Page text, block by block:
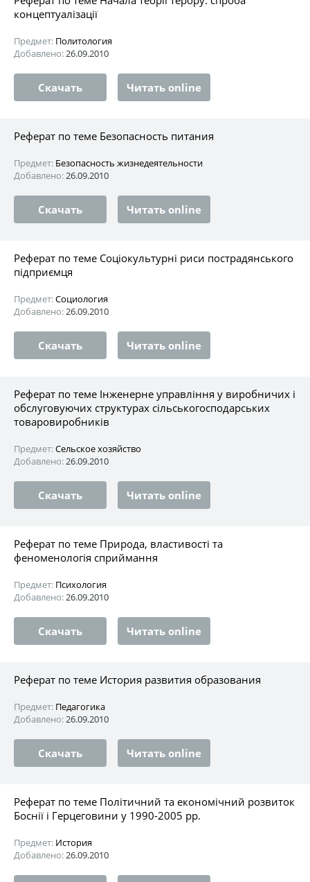
концептуалізації
Предмет: Политология
Добавлено:26.09.2010
Скачать Читать online
Реферат по теме Безопасность питания
Предмет: Безопасность жизнедеятельности
Добавлено:26.09.2010
Скачать Читать online
Реферат по теме Соціокультурні риси пострадянського
підприємця
Предмет:Социология
Добавлено:26.09.2010
Скачать Читать online
Реферат по теме Інженерне управління у виробничих і
обслуговуючих структурах сільськогосподарських
товаровиробників
Предмет:Сельское хозяйство
Добавлено:26.09.2010
Скачать Читать online
Реферат по теме Природа, властивості та
феноменологія сприймання
Предмет: Психология
Добавлено:26.09.2010
Скачать Читать online
Реферат по теме История развития образования
Предмет: Педагогика
Добавлено:26.09.2010
Скачать Читать online
Реферат по теме Політичний та економічний розвиток
Боснії і Герцеговини у 1990-2005 рр.
Предмет: История
Добавлено:26.09.2010